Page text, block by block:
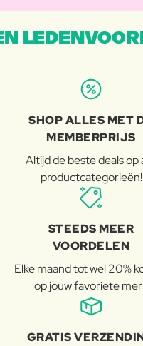
SHOP ALLES MET
MEMBERPRIJS
Altijd de beste deals op
productcategorieën!
STEEDS MEER
VOORDELEN
Elke maand tot wel 20%
op jouw favoriete
GRATIS